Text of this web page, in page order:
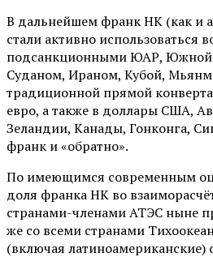
В дальнейшем франк НК (как и
стали активно использоваться
подсанкционными ЮАР, Южной
Суданом, Ираном, Кубой,
традиционной прямой
евро, а также в доллары США,
Зеландии, Канады, Гонконга,
франк и «обратно».
По имеющимся современным
доля франка НК во
странами-членами АТЭС ныне
же со всеми странами
(включая латиноамериканские)